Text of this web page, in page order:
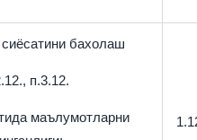
бахолаш
п.3.12.
маълумотларни